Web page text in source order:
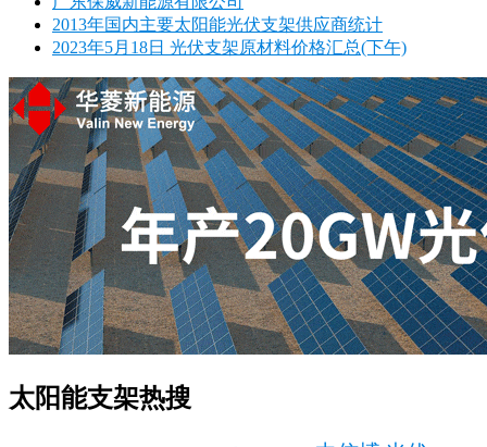
2013年国内主要太阳能光伏支架供应商统计
2023年5月18日 光伏支架原材料价格汇总(下午)
太阳能支架热搜